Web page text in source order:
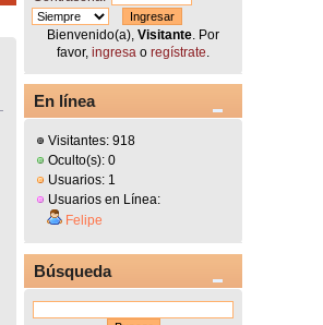
Bienvenido(a),Visitante . Por
favor,ingresa oregístrate
En línea
Visitantes: 918
Oculto(s): 0
Usuarios: 1
Usuarios en Línea:
Felipe
Búsqueda